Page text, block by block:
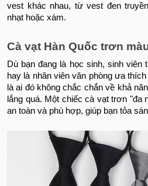
vest khác nhau, từ vest đen
nhạt hoặc xám.
Cà vạt Hàn Quốc trơn
Dù bạn đang là học sinh, sinh
hay là nhân viên văn phòng ưa
là ai đó không chắc chắn về khả
lắng quá. Một chiếc cà vạt trơn "đa
an toàn và phù hợp, giúp bạn tỏa